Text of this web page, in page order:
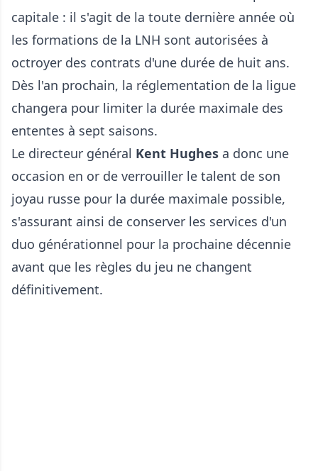
capitale : il s'agit de la toute dernière année où
les formations de la LNH sont autorisées à
octroyer des contrats d'une durée de huit ans.
Dès l'an prochain, la réglementation de la ligue
changera pour limiter la durée maximale des
ententes à sept saisons.
Le directeur général Kent Hughes a donc une
occasion en or de verrouiller le talent de son
joyau russe pour la durée maximale possible,
s'assurant ainsi de conserver les services d'un
duo générationnel pour la prochaine décennie
avant que les règles du jeu ne changent
définitivement.